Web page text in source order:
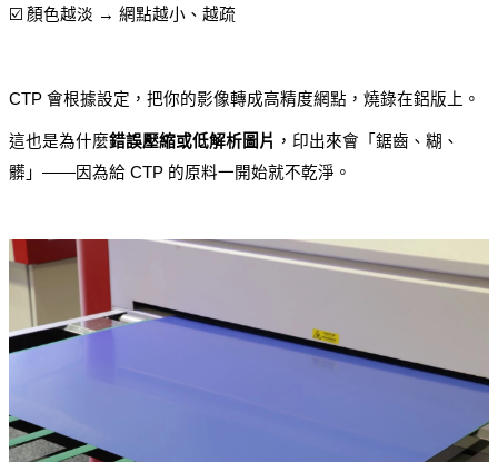
☑️ 顏色越淡 → 網點越小、越疏
CTP 會根據設定，把你的影像轉成高精度網點，燒錄在鋁版上。
這也是為什麼錯誤壓縮或低解析圖片 ，印出來會「鋸齒、糊、
髒」——因為給 CTP 的原料一開始就不乾淨。